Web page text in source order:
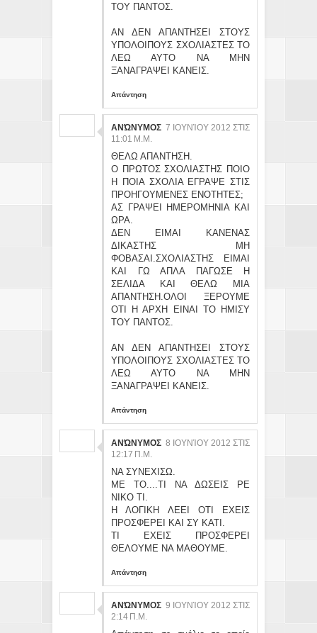
ΤΟΥ ΠΑΝΤΟΣ.
ΑΝ ΔΕΝ ΑΠΑΝΤΗΣΕΙ ΣΤΟΥΣ
ΥΠΟΛΟΙΠΟΥΣ ΣΧΟΛΙΑΣΤΕΣ ΤΟ
ΛΕΩ ΑΥΤΟ ΝΑ ΜΗΝ
ΞΑΝΑΓΡΑΨΕΙ ΚΑΝΕΙΣ.
Απάντηση
ΑΝΏΝΥΜΟΣ 7 ΙΟΥΝΊΟΥ 2012 ΣΤΙΣ
11:01 Μ.Μ.
ΘΕΛΩ ΑΠΑΝΤΗΣΗ.
Ο ΠΡΩΤΟΣ ΣΧΟΛΙΑΣΤΗΣ ΠΟΙΟ
Η ΠΟΙΑ ΣΧΟΛΙΑ ΕΓΡΑΨΕ ΣΤΙΣ
ΠΡΟΗΓΟΥΜΕΝΕΣ ΕΝΟΤΗΤΕΣ;
ΑΣ ΓΡΑΨΕΙ ΗΜΕΡΟΜΗΝΙΑ ΚΑΙ
ΩΡΑ.
ΔΕΝ ΕΙΜΑΙ ΚΑΝΕΝΑΣ
ΔΙΚΑΣΤΗΣ ΜΗ
ΦΟΒΑΣΑΙ.ΣΧΟΛΙΑΣΤΗΣ ΕΙΜΑΙ
ΚΑΙ ΓΩ ΑΠΛΑ ΠΑΓΩΣΕ Η
ΣΕΛΙΔΑ ΚΑΙ ΘΕΛΩ ΜΙΑ
ΑΠΑΝΤΗΣΗ.ΟΛΟΙ ΞΕΡΟΥΜΕ
ΟΤΙ Η ΑΡΧΗ ΕΙΝΑΙ ΤΟ ΗΜΙΣΥ
ΤΟΥ ΠΑΝΤΟΣ.
ΑΝ ΔΕΝ ΑΠΑΝΤΗΣΕΙ ΣΤΟΥΣ
ΥΠΟΛΟΙΠΟΥΣ ΣΧΟΛΙΑΣΤΕΣ ΤΟ
ΛΕΩ ΑΥΤΟ ΝΑ ΜΗΝ
ΞΑΝΑΓΡΑΨΕΙ ΚΑΝΕΙΣ.
Απάντηση
ΑΝΏΝΥΜΟΣ 8 ΙΟΥΝΊΟΥ 2012 ΣΤΙΣ
12:17 Π.Μ.
ΝΑ ΣΥΝΕΧΙΣΩ.
ΜΕ ΤΟ....ΤΙ ΝΑ ΔΩΣΕΙΣ ΡΕ
ΝΙΚΟ ΤΙ.
Η ΛΟΓΙΚΗ ΛΕΕΙ ΟΤΙ ΕΧΕΙΣ
ΠΡΟΣΦΕΡΕΙ ΚΑΙ ΣΥ ΚΑΤΙ.
ΤΙ ΕΧΕΙΣ ΠΡΟΣΦΕΡΕΙ
ΘΕΛΟΥΜΕ ΝΑ ΜΑΘΟΥΜΕ.
Απάντηση
ΑΝΏΝΥΜΟΣ 9 ΙΟΥΝΊΟΥ 2012 ΣΤΙΣ
2:14 Π.Μ.